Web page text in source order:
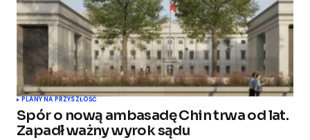
PLANY NA PRZYSZŁOŚĆ
Spór o nową ambasadę Chin trwa od lat.
Zapadł ważny wyrok sądu